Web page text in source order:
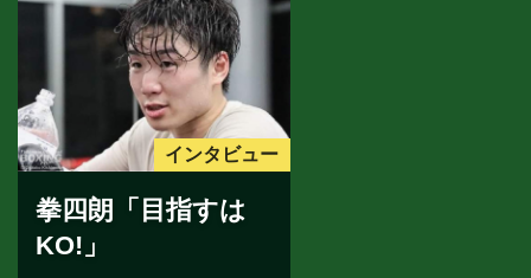
インタビュー
拳四朗「目指すは
KO!」